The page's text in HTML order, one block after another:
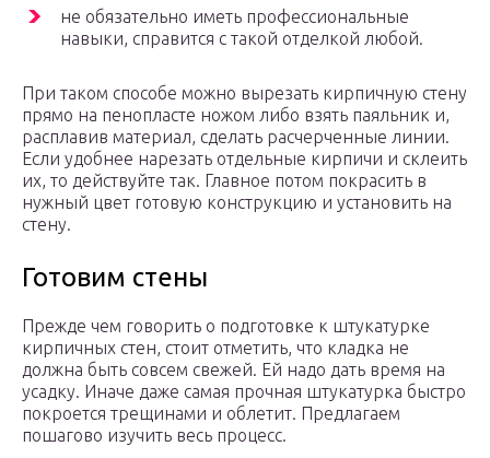
не обязательно иметь профессиональные
навыки, справится с такой отделкой любой.
При таком способе можно вырезать кирпичную стену
прямо на пенопласте ножом либо взять паяльник и,
расплавив материал, сделать расчерченные линии.
Если удобнее нарезать отдельные кирпичи и склеить
их, то действуйте так. Главное потом покрасить в
нужный цвет готовую конструкцию и установить на
стену.
Готовим стены
Прежде чем говорить о подготовке к штукатурке
кирпичных стен, стоит отметить, что кладка не
должна быть совсем свежей. Ей надо дать время на
усадку. Иначе даже самая прочная штукатурка быстро
покроется трещинами и облетит. Предлагаем
пошагово изучить весь процесс.